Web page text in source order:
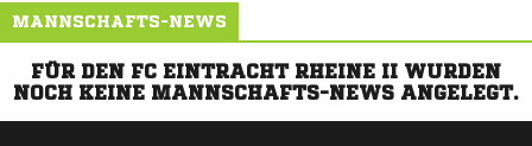
MANNSCHAFTS-NEWS
FÜR DEN FC EINTRACHT RHEINE II WURDEN
NOCH KEINE MANNSCHAFTS-NEWS ANGELEGT.